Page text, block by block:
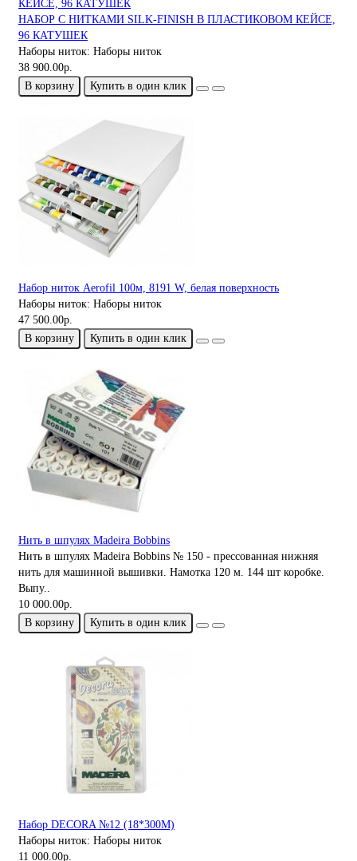
НАБОР С НИТКАМИ SILK-FINISH В ПЛАСТИКОВОМ КЕЙСЕ,
96 КАТУШЕК
Наборы ниток: Наборы ниток
38 900.00р.
В корзину
Купить в один клик
Набор ниток Aerofil 100м, 8191 W, белая поверхность
Наборы ниток: Наборы ниток
47 500.00р.
В корзину
Купить в один клик
Нить в шпулях Madeira Bobbins
Нить в шпулях Madeira Bobbins № 150 - прессованная нижняя
нить для машинной вышивки. Намотка 120 м. 144 шт коробке.
Выпу..
10 000.00р.
В корзину
Купить в один клик
Набор DECORA №12 (18*300М)
Наборы ниток: Наборы ниток
11 000.00р.